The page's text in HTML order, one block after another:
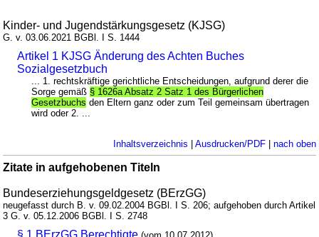
Kinder- und Jugendstärkungsgesetz (KJSG)
G. v. 03.06.2021 BGBl. I S. 1444
Artikel 1 KJSG Änderung des Achten Buches
Sozialgesetzbuch
... 1. rechtskräftige gerichtliche Entscheidungen, aufgrund derer die
Sorge gemäß § 1626a Absatz 2 Satz 1 des Bürgerlichen
Gesetzbuchs den Eltern ganz oder zum Teil gemeinsam übertragen
wird oder 2. ...
Inhaltsverzeichnis | Ausdrucken/PDF| nach oben
Zitate in aufgehobenen Titeln
Bundeserziehungsgeldgesetz (BErzGG)
neugefasst durch B. v. 09.02.2004 BGBl. I S. 206; aufgehoben durch Artikel
3 G. v. 05.12.2006 BGBl. I S. 2748
§ 1 BErzGG Berechtigte